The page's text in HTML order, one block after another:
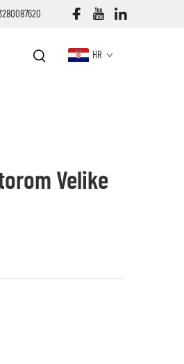
HR
Velike